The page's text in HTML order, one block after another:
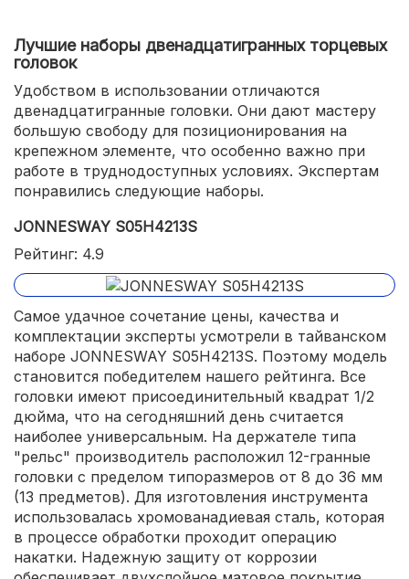
Лучшие наборы двенадцатигранных торцевых
головок
Удобством в использовании отличаются
двенадцатигранные головки. Они дают мастеру
большую свободу для позиционирования на
крепежном элементе, что особенно важно при
работе в труднодоступных условиях. Экспертам
понравились следующие наборы.
JONNESWAY S05H4213S
Рейтинг: 4.9
Самое удачное сочетание цены, качества и
комплектации эксперты усмотрели в тайванском
наборе JONNESWAY S05H4213S. Поэтому модель
становится победителем нашего рейтинга. Все
головки имеют присоединительный квадрат 1/2
дюйма, что на сегодняшний день считается
наиболее универсальным. На держателе типа
"рельс" производитель расположил 12-гранные
головки с пределом типоразмеров от 8 до 36 мм
(13 предметов). Для изготовления инструмента
использовалась хромованадиевая сталь, которая
в процессе обработки проходит операцию
накатки. Надежную защиту от коррозии